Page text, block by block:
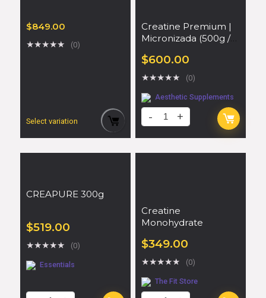
$849.00
★★★★★ (0)
Select variation
Creatine Premium |
Micronizada (500g /
Aesthetic
Supplements
$600.00
★★★★★ (0)
Aesthetic Supplements
CREAPURE 300g
$519.00
★★★★★ (0)
Essentials
Creatine
Monohydrate
$349.00
★★★★★ (0)
The Fit Store